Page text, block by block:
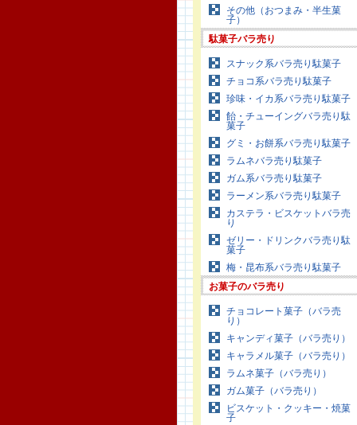
その他（おつまみ・半生菓
子）
駄菓子バラ売り
スナック系バラ売り駄菓子
チョコ系バラ売り駄菓子
珍味・イカ系バラ売り駄菓子
飴・チューイングバラ売り駄
菓子
グミ・お餅系バラ売り駄菓子
ラムネバラ売り駄菓子
ガム系バラ売り駄菓子
ラーメン系バラ売り駄菓子
カステラ・ビスケットバラ売
り
ゼリー・ドリンクバラ売り駄
菓子
梅・昆布系バラ売り駄菓子
お菓子のバラ売り
チョコレート菓子（バラ売
り）
キャンディ菓子（バラ売り）
キャラメル菓子（バラ売り）
ラムネ菓子（バラ売り）
ガム菓子（バラ売り）
ビスケット・クッキー・焼菓
子